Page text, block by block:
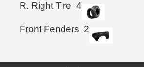
R. Right Tire 4
Front Fenders 2